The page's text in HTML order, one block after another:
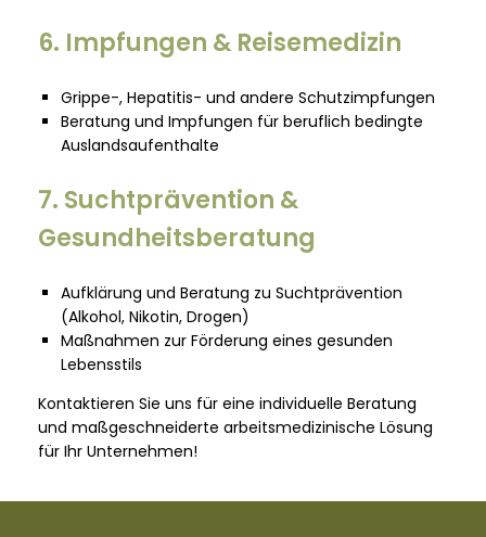
6. Impfungen & Reisemedizin
Grippe-, Hepatitis- und andere Schutzimpfungen
Beratung und Impfungen für beruflich bedingte
Auslandsaufenthalte
7. Suchtprävention &
Gesundheitsberatung
Aufklärung und Beratung zu Suchtprävention
(Alkohol, Nikotin, Drogen)
Maßnahmen zur Förderung eines gesunden
Lebensstils
Kontaktieren Sie uns für eine individuelle Beratung
und maßgeschneiderte arbeitsmedizinische Lösung
für Ihr Unternehmen!